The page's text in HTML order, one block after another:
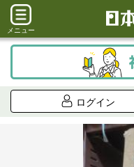
メニュー
ログイン